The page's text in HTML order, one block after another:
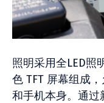
照明采用全LED照
色 TFT 屏幕组成
和手机本身。通过